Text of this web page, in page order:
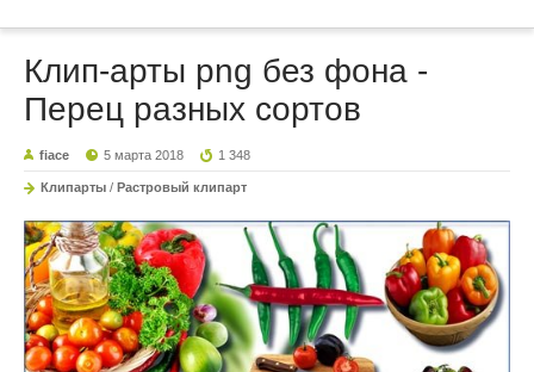
Клип-арты png без фона -
Перец разных сортов
fiace 5 марта 2018 1 348
Клипарты / Растровый клипарт